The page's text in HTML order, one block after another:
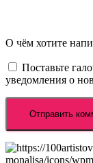
О чём хотите
Поставьте
уведомления о